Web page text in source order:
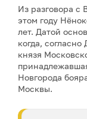
Из разговора с
этом году
лет. Датой
когда,
князя
Новгорода
Москвы.